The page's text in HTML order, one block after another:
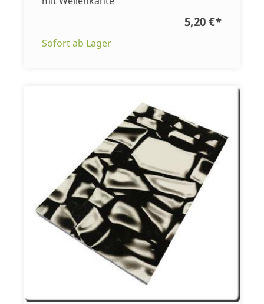
5,20 €*
Sofort ab Lager